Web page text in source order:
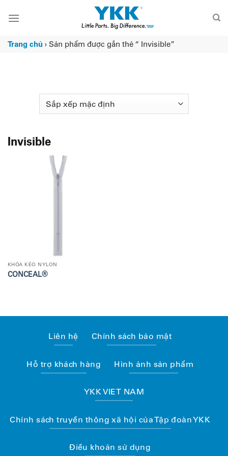
đến
dung
Trang chủ › Sản phẩm được gắn thẻ “ Invisible”
Invisible
KHÓA KÉO NYLON
CONCEAL®
Liên hệ Chính sách bảo mật
Hỗ trợ khách hàng Hình ảnh sản phẩm
YKK VIET NAM
Chính sách truyền thông xã hội của Tập đoàn YKK
Điều khoản sử dụng